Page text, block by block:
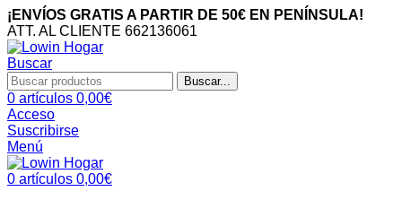
¡ENVÍOS GRATIS A PARTIR DE 50€ EN PENÍNSULA!
ATT. AL CLIENTE 662136061
Buscar
Buscar...
0 artículos 0,00€
Acceso
Suscribirse
Menú
0 artículos 0,00€